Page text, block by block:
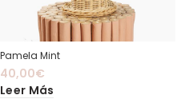
Pamela Mint
40,00€
Leer Más